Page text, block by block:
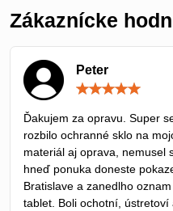
Zákaznícke
Peter
Ďakujem za opravu. Super
rozbilo ochranné sklo na
materiál aj oprava, nemusel
hneď ponuka doneste
Bratislave a zanedlho
tablet. Boli ochotní,